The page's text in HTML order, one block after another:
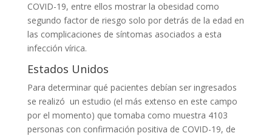
COVID-19, entre ellos mostrar la obesidad como
segundo factor de riesgo solo por detrás de la edad en
las complicaciones de síntomas asociados a esta
infección vírica.
Estados Unidos
Para determinar qué pacientes debían ser ingresados
se realizó un estudio (el más extenso en este campo
por el momento) que tomaba como muestra 4103
personas con confirmación positiva de COVID-19, de